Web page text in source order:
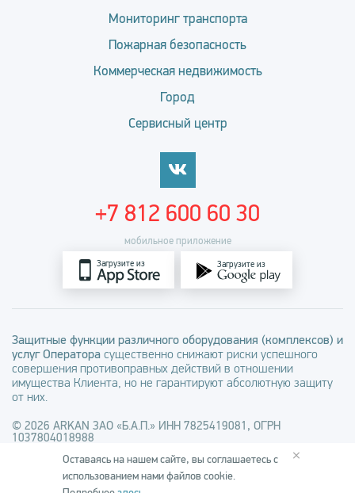
Мониторинг транспорта
Пожарная безопасность
Коммерческая недвижимость
Город
Сервисный центр
мобильное приложение
Загрузите из Загрузите из
+7 812 600 60 30
Защитные функции различного оборудования (комплексов) и
услуг Оператора существенно снижают риски успешного
совершения противоправных действий в отношении
имущества Клиента, но не гарантируют абсолютную защиту
от них.
© 2026 ARKAN ЗАО «Б.А.П.» ИНН 7825419081, ОГРН
1037804018988
Заполняя любые формы на сайте arkan.ru вы соглашаетесь с
Политикой обработки персональных данных
Оставаясь на нашем сайте, вы соглашаетесь с
использованием нами файлов cookie.
×